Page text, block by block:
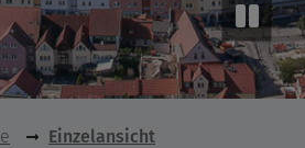
Einzelansicht